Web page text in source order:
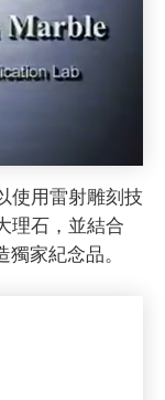
使用雷射雕刻技
理石，並結合
家紀念品。